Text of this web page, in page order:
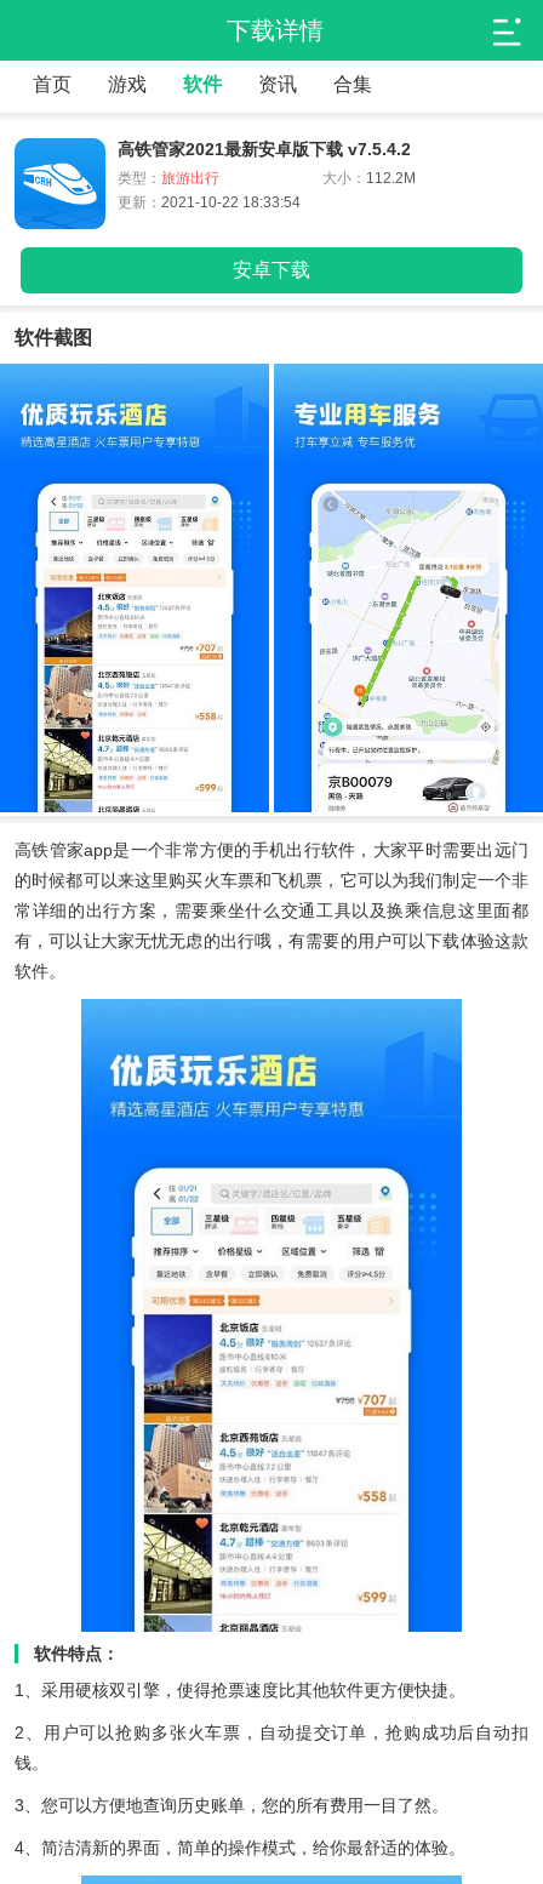
下载详情
首页 游戏 软件 资讯 合集
高铁管家2021最新安卓版下载 v7.5.4.2
类型： 旅游出行 大小： 112.2M
更新： 2021-10-22 18:33:54
安卓下载
软件截图
高铁管家app是一个非常方便的手机出行软件，大家平时需要出远门
的时候都可以来这里购买火车票和飞机票，它可以为我们制定一个非
常详细的出行方案，需要乘坐什么交通工具以及换乘信息这里面都
有，可以让大家无忧无虑的出行哦，有需要的用户可以下载体验这款
软件。
软件特点：
1、采用硬核双引擎，使得抢票速度比其他软件更方便快捷。
2、用户可以抢购多张火车票，自动提交订单，抢购成功后自动扣
钱。
3、您可以方便地查询历史账单，您的所有费用一目了然。
4、简洁清新的界面，简单的操作模式，给你最舒适的体验。